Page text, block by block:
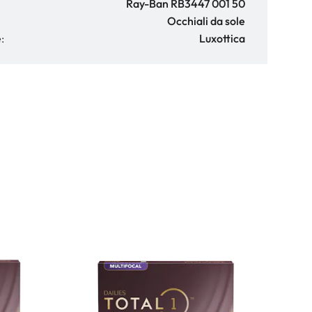
Ray-Ban RB3447 001 50
Occhiali da sole
Luxottica